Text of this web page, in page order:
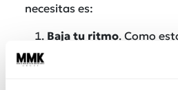
necesitas es:
Baja tu ritmo. Como
Aries y Mercurio está
en este signo, todos